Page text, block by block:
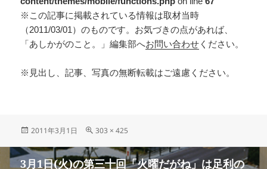
※この記事に掲載されている情報は取材当時
（2011/03/01）のものです。お気づきの点があれば、
「あしかがのこと。」編集部へお問い合わせ ください。
※見出し、記事、写真の無断転載はご遠慮ください。
2011年3月1日 303 × 425
3月1日(火)の第三十回「火曜だがね」は足利の